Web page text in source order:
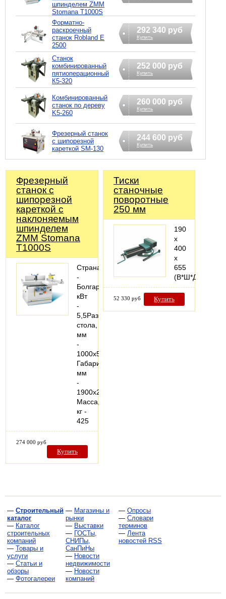
шпинделем ZMM
Stomana T1000S
Форматно-
раскроечный
станок Robland E
2500
292 340 руб
Купить
Станок
комбинированный
пятиоперационный
К5-320
252 000 руб
Купить
Комбинированный
станок по дереву
K5-260
260 000 руб
Купить
Фрезерный станок
с шипорезной
кареткой SM-130
244 600 руб
Купить
Фрезерный
станок с
шипорезной
кареткой с
наклоняемым
шпинделем
ZMM Stomana
T1000S
Страна
-
БолгарияМощность,
кВт
-
5,5Размер
стола,
мм
-
1000х500
Габариты,
мм
-
1900х2000х1200
Масса,
кг -
425
274 000 руб
Купить
Тиски
станочные
поворотные
250 мм
190
х
400
х
655
(В*Ш*Д)
52 330 руб Купить
— Строительный
каталог
— Каталог
строительных
компаний
— Товары и
услуги
— Статьи и
обзоры
— Фотогалереи
— Магазины и
рынки
— Выставки
— ГОСТы,
СНИПы,
СанПиНы
— Новости
недвижимости
— Новости
компаний
— Опросы
— Словари
терминов
— Лента
новостей RSS